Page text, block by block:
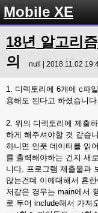
Mobile XE
18년 알고리즘
의
null | 2018.11.02
1. 디렉토리에 6개에 c파
용해도 된다고 하셨습니
2. 위의 디렉토리에 제출
하게 해주셔야할 것 같습
하니면 인풋 데이터를 읽
를 출력해야하는 건지 새
니다. 프로그램 제출물과
않는건데 이에대해서 혼
저같은 경우는 main에서
로 두어 include해서 가져